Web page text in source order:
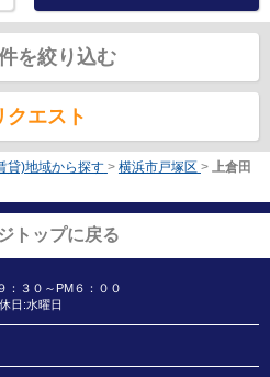
を絞り込む
クエスト
貸)地域から探す > 横浜市戸塚区 > 上倉田
トップに戻る
：３０～PM６：００
日:水曜日